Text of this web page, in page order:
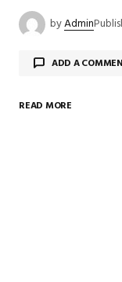
byAdmin
ADD A
READ MORE